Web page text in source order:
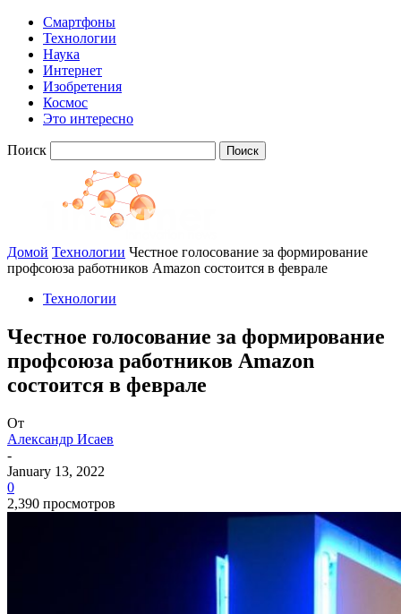
Смартфоны
Технологии
Наука
Интернет
Изобретения
Космос
Это интересно
Поиск
Домой Технологии Честное голосование за формирование
профсоюза работников Amazon состоится в феврале
Технологии
Честное голосование за формирование
профсоюза работников Amazon
состоится в феврале
От
Александр Исаев
-
January 13, 2022
0
2,390 просмотров